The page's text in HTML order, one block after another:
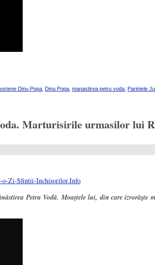
Dinu Popa Dinu Popa manastirea petru voda Parintele
Marturisirile urmasilor lui
Petru Vodă. Moaştele lui, din care